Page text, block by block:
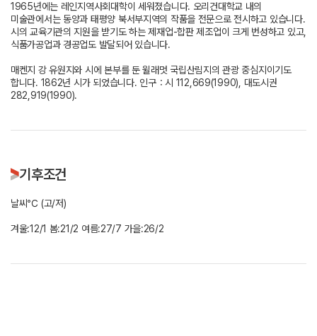
1965년에는 레인지역사회대학이 세워졌습니다. 오리건대학교 내의
미술관에서는 동양과 태평양 북서부지역의 작품을 전문으로 전시하고 있습니다.
시의 교육기관의 지원을 받기도 하는 제재업-합판 제조업이 크게 번성하고 있고,
식품가공업과 경공업도 발달되어 있습니다.
매켄지 강 유원지와 시에 본부를 둔 윌래멋 국립산림지의 관광 중심지이기도
합니다. 1862년 시가 되었습니다. 인구：시 112,669(1990), 대도시권
282,919(1990).
기후조건
날씨℃ (고/저)
겨울:12/1 봄:21/2 여름:27/7 가을:26/2